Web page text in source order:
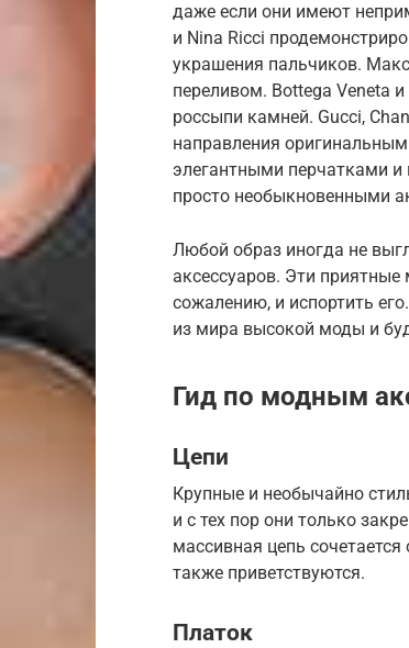
даже если они имеют
и Nina Ricci
украшения пальчиков.
переливом. Bottega Veneta
россыпи камней. Gucci,
направления
элегантными перчатками
просто необыкновенными
Любой образ иногда не
аксессуаров. Эти
сожалению, и испортить
из мира высокой моды и
Гид по модным
Цепи
Крупные и необычайно
и с тех пор они только
массивная цепь
также приветствуются.
Платок